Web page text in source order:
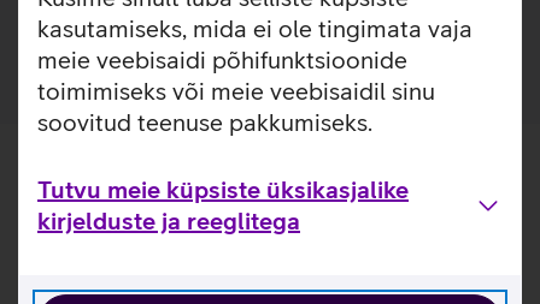
kasutamiseks, mida ei ole tingimata vaja
meie veebisaidi põhifunktsioonide
toimimiseks või meie veebisaidil sinu
soovitud teenuse pakkumiseks.
Tutvu meie küpsiste üksikasjalike
kirjelduste ja reeglitega
kolme erinevat laadimispesa (65 W, 25 W ja 15 W).